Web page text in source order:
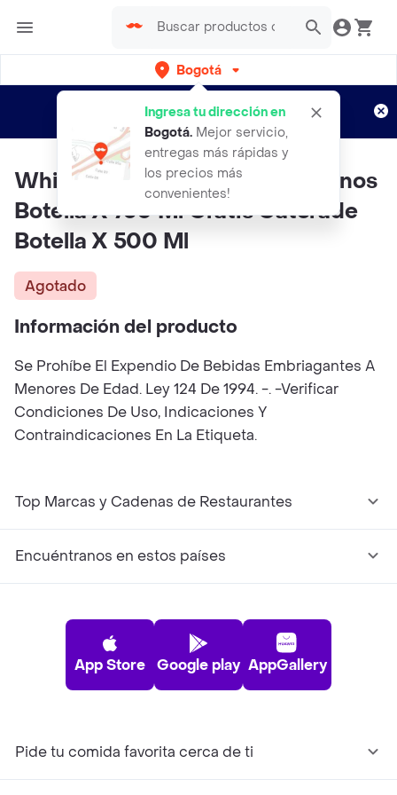
Bogotá
Ingresa tu dirección en
Bogotá. Mejor servicio,
entregas más rápidas y
los precios más
convenientes!
envíos gratis por semanas
Aplican TyC
Whisky Buchanans Deluxe 12 Anos
Botella X 750 Ml Gratis Gatorade
Botella X 500 Ml
Agotado
Información del producto
Se Prohíbe El Expendio De Bebidas Embriagantes A
Menores De Edad. Ley 124 De 1994. -. -Verificar
Condiciones De Uso, Indicaciones Y
Contraindicaciones En La Etiqueta.
Top Marcas y Cadenas de Restaurantes
Encuéntranos en estos países
App Store Google play AppGallery
Pide tu comida favorita cerca de ti